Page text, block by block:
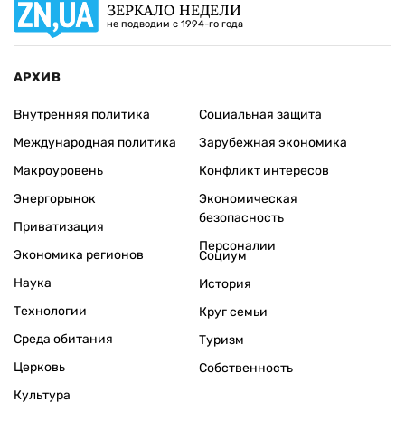
ЗЕРКАЛО НЕДЕЛИ
не подводим с 1994-го года
АРХИВ
Внутренняя политика
Международная политика
Макроуровень
Энергорынок
Приватизация
Экономика регионов
Социальная защита
Зарубежная экономика
Конфликт интересов
Экономическая
безопасность
Персоналии
Наука
Технологии
Среда обитания
Церковь
Культура
Социум
История
Круг семьи
Туризм
Собственность